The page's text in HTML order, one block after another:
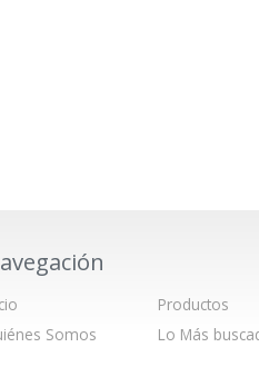
Somos
Productos
Lo Más